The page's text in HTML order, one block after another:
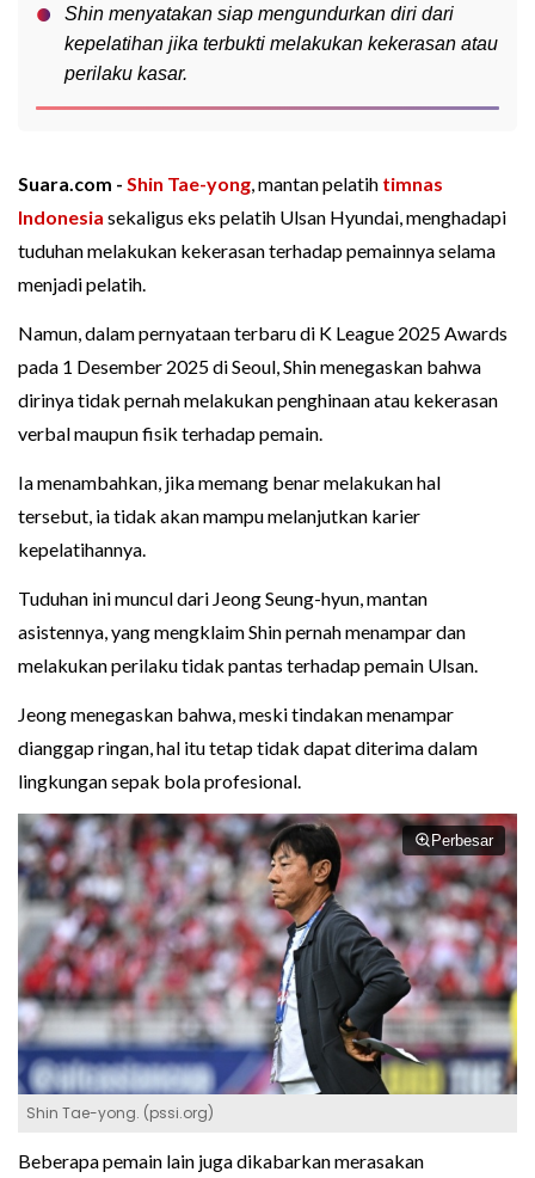
Shin menyatakan siap mengundurkan diri dari
kepelatihan jika terbukti melakukan kekerasan atau
perilaku kasar.
Suara.com - Shin Tae-yong, mantan pelatih timnas
Indonesia sekaligus eks pelatih Ulsan Hyundai, menghadapi
tuduhan melakukan kekerasan terhadap pemainnya selama
menjadi pelatih.
Namun, dalam pernyataan terbaru di K League 2025 Awards
pada 1 Desember 2025 di Seoul, Shin menegaskan bahwa
dirinya tidak pernah melakukan penghinaan atau kekerasan
verbal maupun fisik terhadap pemain.
Ia menambahkan, jika memang benar melakukan hal
tersebut, ia tidak akan mampu melanjutkan karier
kepelatihannya.
Tuduhan ini muncul dari Jeong Seung-hyun, mantan
asistennya, yang mengklaim Shin pernah menampar dan
melakukan perilaku tidak pantas terhadap pemain Ulsan.
Jeong menegaskan bahwa, meski tindakan menampar
dianggap ringan, hal itu tetap tidak dapat diterima dalam
lingkungan sepak bola profesional.
Perbesar
Shin Tae-yong. (pssi.org)
Beberapa pemain lain juga dikabarkan merasakan